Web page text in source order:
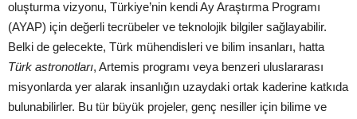
oluşturma vizyonu, Türkiye’nin kendi Ay Araştırma Programı
(AYAP) için değerli tecrübeler ve teknolojik bilgiler sağlayabilir.
Belki de gelecekte, Türk mühendisleri ve bilim insanları, hatta
Türk astronotları, Artemis programı veya benzeri uluslararası
misyonlarda yer alarak insanlığın uzaydaki ortak kaderine katkıda
bulunabilirler. Bu tür büyük projeler, genç nesiller için bilime ve